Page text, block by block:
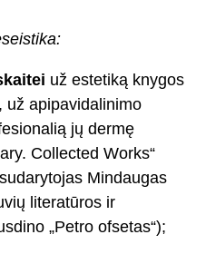
už estetiką knygos
už apipavidalinimo
jų dermę
Collected Works“
Mindaugas
literatūros ir
„Petro ofsetas“);